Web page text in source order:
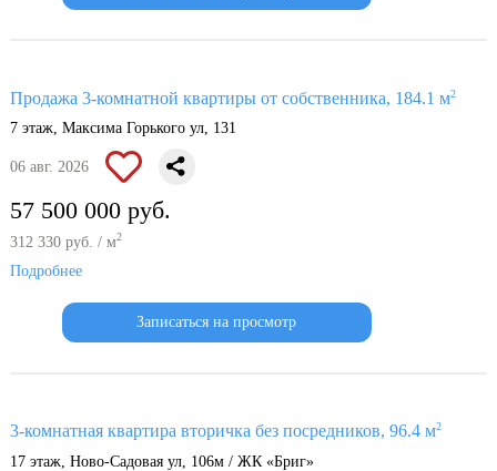
Продажа 3-комнатной квартиры от собственника, 184.1 м2
7 этаж, Максима Горького ул, 131
06 авг. 2026
57 500 000 руб.
312 330 руб. / м2
Подробнее
Записаться на просмотр
3-комнатная квартира вторичка без посредников, 96.4 м2
17 этаж, Ново-Садовая ул, 106м / ЖК «Бриг»